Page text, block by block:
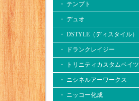
・ テンプト
・ デュオ
・ DSTYLE（ディスタイル）
・ ドランクレイジー
・ トリニティカスタムベイツ
・ ニシネルアーワークス
・ ニッコー化成